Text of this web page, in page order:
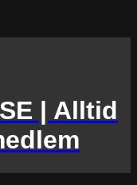
| Alltid